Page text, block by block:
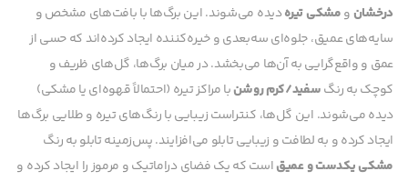
درخشان ومشکی تیرهدیده می‌شوند. این برگ‌ها با بافت‌های مشخص و
سایه‌های عمیق، جلوه‌ای سه‌بعدی و خیره‌کننده ایجاد کرده‌اند که حسی از
عمق و واقع‌گرایی به آن‌ها می‌بخشد.در میان برگ‌ها، گل‌های ظریف و
کوچک به رنگسفید/کرم روشنبا مراکز تیره (احتمالاً قهوه‌ای یا مشکی)
دیده می‌شوند. این گل‌ها، کنتراست زیبایی با رنگ‌های تیره و طلایی برگ‌ها
ایجاد کرده و به لطافت و زیبایی تابلو می‌افزایند.پس‌زمینه تابلو به رنگ
مشکی یکدست و عمیقاست که یک فضای دراماتیک و مرموز را ایجاد کرده و